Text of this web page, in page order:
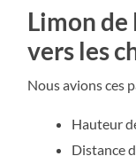
Limon de
vers les
Nous avions ces
Hauteur
Distance